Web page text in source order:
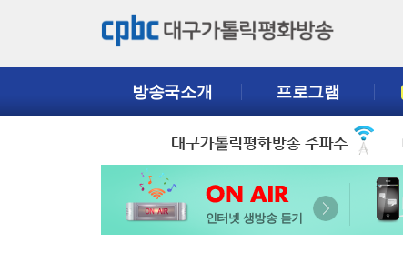
방송국소개 프로그램
인터넷 생방송 듣기